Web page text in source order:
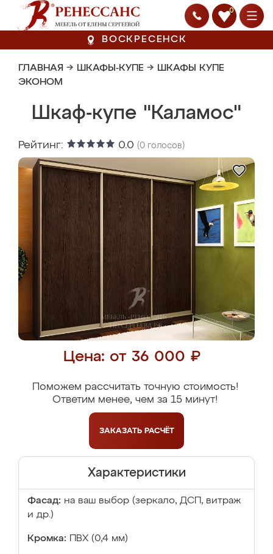
0
ВОСКРЕСЕНСК
ГЛАВНАЯ → ШКАФЫ-КУПЕ → ШКАФЫ КУПЕ
ЭКОНОМ
Шкаф-купе "Каламос"
Рейтинг: 0.0 (0 голосов)
Цена: от 36 000 ₽
Поможем рассчитать точную стоимость!
Ответим менее, чем за 15 минут!
ЗАКАЗАТЬ РАСЧЁТ
Характеристики
Фасад: на ваш выбор (зеркало, ДСП, витраж
и др.)
Кромка: ПВХ (0,4 мм)